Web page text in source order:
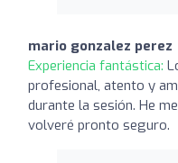
mario gonzalez perez
Experiencia fantástica:
profesional, atento y
durante la sesión. He
volveré pronto seguro.